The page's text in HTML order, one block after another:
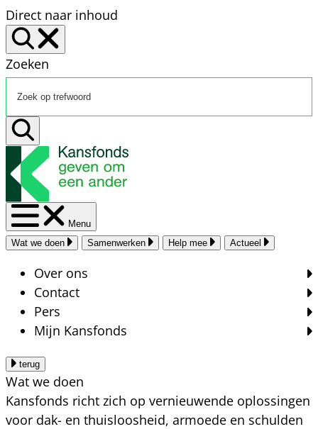
Direct naar inhoud
Zoeken
Menu
Wat we doen
Samenwerken Help mee Actueel
Over ons
Contact
Pers
Mijn Kansfonds
terug
Wat we doen
Kansfonds richt zich op vernieuwende oplossingen
voor dak- en thuisloosheid, armoede en schulden